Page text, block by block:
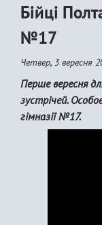
Бійці
№17
Четвер, 3 вересня
Перше вересня
зустрічей.
гімназії №17.